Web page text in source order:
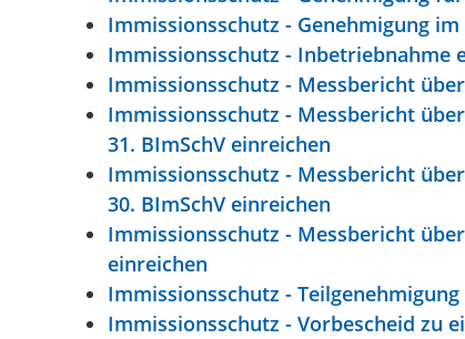
Immissionsschutz - Genehmigung
Immissionsschutz - Inbetriebnahme
Immissionsschutz - Messbericht
Immissionsschutz - Messbericht
31. BImSchV einreichen
Immissionsschutz - Messbericht
30. BImSchV einreichen
Immissionsschutz - Messbericht
einreichen
Immissionsschutz -
Immissionsschutz - Vorbescheid zu